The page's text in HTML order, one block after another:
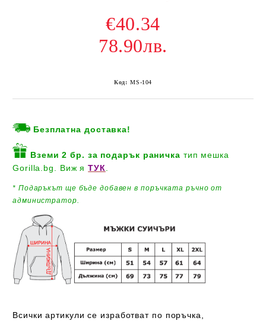
€40.34
78.90лв.
Код: MS-104
Безплатна доставка!
Вземи 2 бр. за подарък раничка тип мешка
Gorilla.bg. Виж яТУК
* Подаръкът ще бъде добавен в поръчката ръчно от
администратор.
Всички артикули се изработват по поръчка,